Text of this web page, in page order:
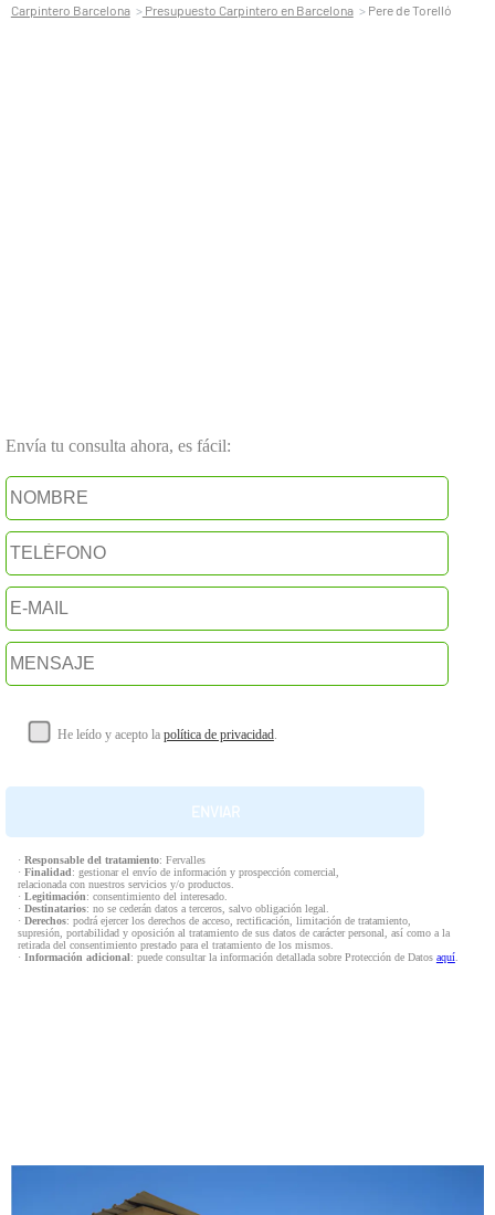
Carpintero Barcelona Presupuesto Carpintero en Barcelona Pere de Torelló
Envía tu consulta ahora, es fácil:
He leído y acepto la política de privacidad.
· Responsable del tratamiento: Fervalles
· Finalidad: gestionar el envío de información y prospección comercial,
relacionada con nuestros servicios y/o productos.
· Legitimación: consentimiento del interesado.
· Destinatarios: no se cederán datos a terceros, salvo obligación legal.
· Derechos: podrá ejercer los derechos de acceso, rectificación, limitación de tratamiento,
supresión, portabilidad y oposición al tratamiento de sus datos de carácter personal, así como a la
retirada del consentimiento prestado para el tratamiento de los mismos.
· Información adicional: puede consultar la información detallada sobre Protección de Datos aquí.